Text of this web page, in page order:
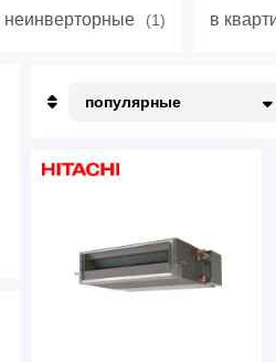
неинверторные (1) в
Недорогие
популярные